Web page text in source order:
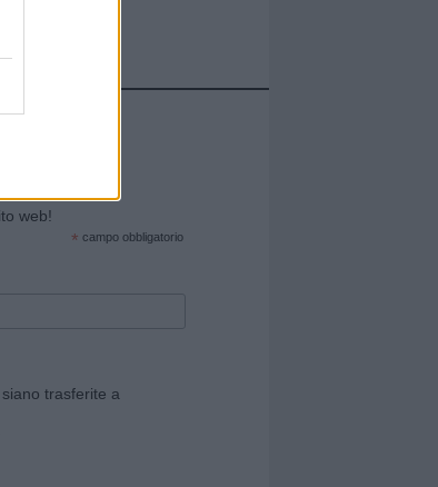
web!
* campo obbligatorio
trasferite a